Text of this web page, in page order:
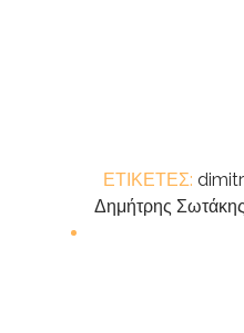
ΕΤΙΚΕΤΕΣ:
Δημήτρης